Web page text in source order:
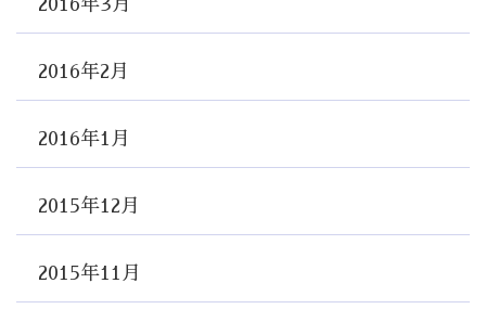
2016年3月
2016年2月
2016年1月
2015年12月
2015年11月